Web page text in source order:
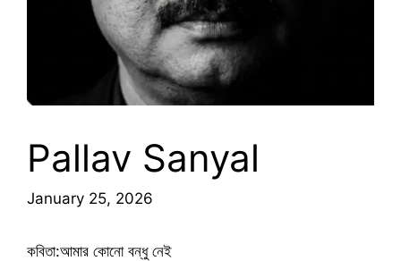
Pallav Sanyal
January 25, 2026
কবিতা:আমার কোনো বন্ধু নেই